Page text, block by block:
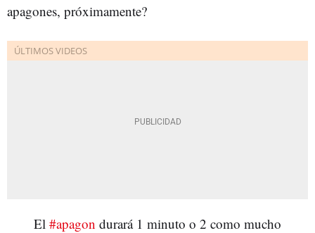
apagones, próximamente?
El #apagon durará 1 minuto o 2 como mucho